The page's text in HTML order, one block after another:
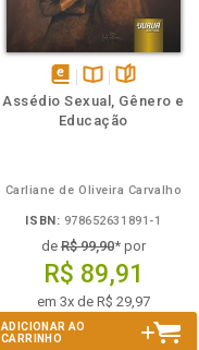
disponível
em
Disponível
na
páginas
Assédio Sexual, Gênero e
Educação
Carliane de Oliveira Carvalho
ISBN: 978652631891-1
de R$ 99,90* por
R$ 89,91
em 3x de R$ 29,97
ADICIONAR AO
CARRINHO
TambémFolheie